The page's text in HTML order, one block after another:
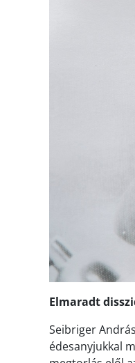
Elmaradt
Seibriger
édesanyjukkal